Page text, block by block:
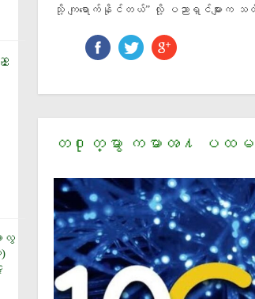
လွ
သို့ ကျရောက်နိုင်တယ်” လို့ ပညာရှင်များက သတိ
တ႐ုတ္မွာ ကမာၻ႔ ပထမ